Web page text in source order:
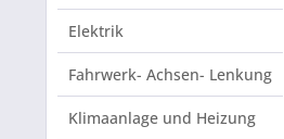
Elektrik
Fahrwerk- Achsen- Lenkung
Klimaanlage und Heizung